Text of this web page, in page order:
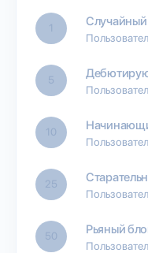
1 Случайный
5
10
25
50 Рьяный